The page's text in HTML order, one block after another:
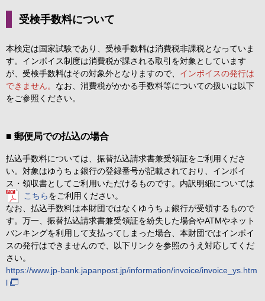
受検手数料について
本検定は国家試験であり、受検手数料は消費税非課税となっていま
す。インボイス制度は消費税が課される取引を対象としています
が、受検手数料はその対象外となりますので、 インボイスの発行は
できません。 なお、消費税がかかる手数料等についての扱いは以下
をご参照ください。
■ 郵便局での払込の場合
払込手数料については、振替払込請求書兼受領証をご利用くださ
い。対象はゆうちょ銀行の登録番号が記載されており、インボイ
ス・領収書としてご利用いただけるものです。内訳明細については
こちらをご利用ください。
なお、払込手数料は本財団ではなくゆうちょ銀行が受領するもので
す。万一、振替払込請求書兼受領証を紛失した場合やATMやネット
バンキングを利用して支払ってしまった場合、本財団ではインボイ
スの発行はできませんので、以下リンクを参照のうえ対応してくだ
さい。
https://www.jp-bank.japanpost.jp/information/invoice/invoice_ys.htm
l